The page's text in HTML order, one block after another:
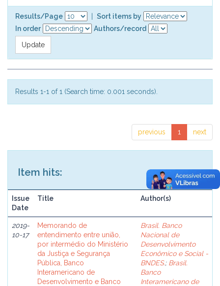
Results/Page
Sort items by
In order
Authors/record
Results 1-1 of 1 (Search time: 0.001 seconds).
previous 1 next
Item hits:
Issue
Date
Title Author(s)
2019-
10-17
Memorando de
entendimento entre união,
por intermédio do Ministério
da Justiça e Segurança
Pública, Banco
Interamericano de
Desenvolvimento e Banco
Brasil. Banco
Nacional de
Desenvolvimento
Econômico e Social -
BNDES.; Brasil.
Banco
Interamericano de